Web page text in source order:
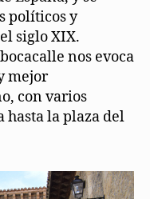
políticos y
siglo XIX.
nos evoca
mejor
con varios
hasta la plaza del